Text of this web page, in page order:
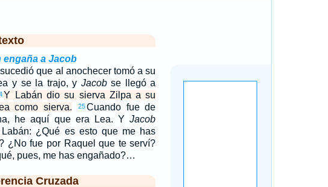
engaña a Jacob
que al anochecer tomó a su
y se la trajo, y Jacobse llegó a
Y Labán dio su sierva Zilpa a su
como sierva.
25Cuando fue de
he aquí que era Lea. YJacob
¿Qué es esto que me has
¿No fue por Raquel que te serví?
pues, me has engañado?…
Cruzada